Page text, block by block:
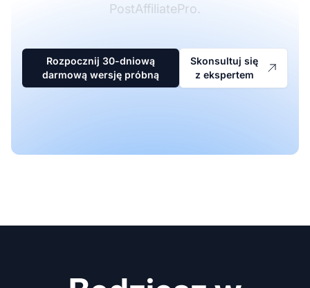
PostAffiliatePro.
Rozpocznij 30-dniową
darmową wersję próbną
Skonsultuj się
z ekspertem